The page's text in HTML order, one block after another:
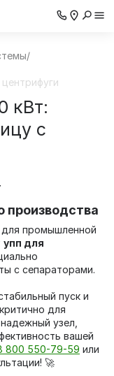
/
кВт:
с
промышленной
упп для
с сепараторами.
пуск и
для
надежный узел,
вашей
800 550-79-59 или
🚀